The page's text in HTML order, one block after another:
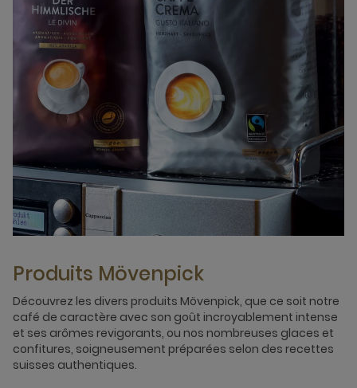
Produits Mövenpick
Découvrez les divers produits Mövenpick, que ce soit notre
café de caractère avec son goût incroyablement intense
et ses arômes revigorants, ou nos nombreuses glaces et
confitures, soigneusement préparées selon des recettes
suisses authentiques.